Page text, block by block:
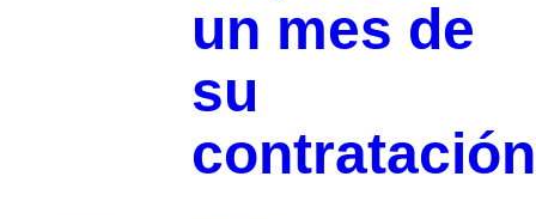
un mes de
su
contratación